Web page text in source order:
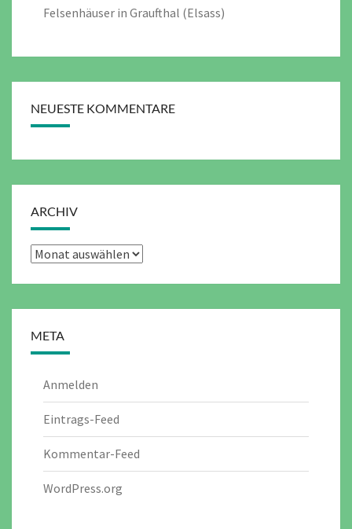
Felsenhäuser in Graufthal (Elsass)
NEUESTE KOMMENTARE
ARCHIV
Archiv
META
Anmelden
Eintrags-Feed
Kommentar-Feed
WordPress.org